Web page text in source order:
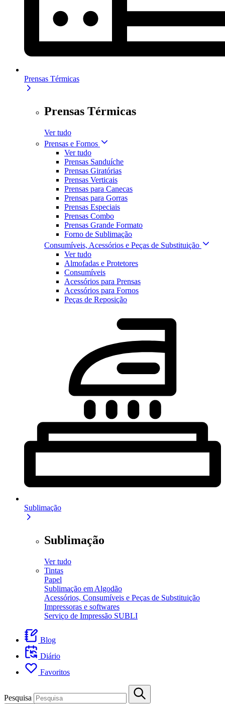
Prensas Térmicas
Prensas Térmicas
Ver tudo
Prensas e Fornos
Ver tudo
Prensas Sanduíche
Prensas Giratórias
Prensas Verticais
Prensas para Canecas
Prensas para Gorras
Prensas Especiais
Prensas Combo
Prensas Grande Formato
Forno de Sublimação
Consumíveis, Acessórios e Peças de Substituição
Ver tudo
Almofadas e Protetores
Consumíveis
Acessórios para Prensas
Acessórios para Fornos
Peças de Reposição
Sublimação
Sublimação
Ver tudo
Tintas
Papel
Sublimação em Algodão
Acessórios, Consumíveis e Peças de Substituição
Impressoras e softwares
Serviço de Impressão SUBLI
Blog
Diário
Favoritos
Pesquisa